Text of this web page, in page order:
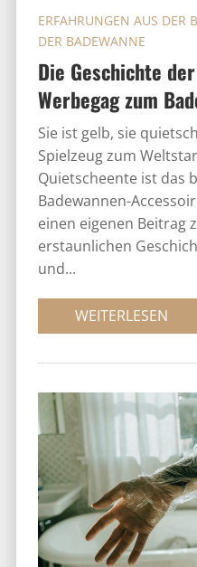
Die Geschichte
Werbegag zum
ERFAHRUNGEN AUS DER
DER BADEWANNE
Sie ist gelb, sie
Spielzeug zum
Quietscheente ist das
Badewannen-
einen eigenen Beitrag
erstaunlichen
und...
WEITERLESEN